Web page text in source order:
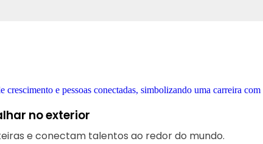
no exterior
e conectam talentos ao redor do mundo.